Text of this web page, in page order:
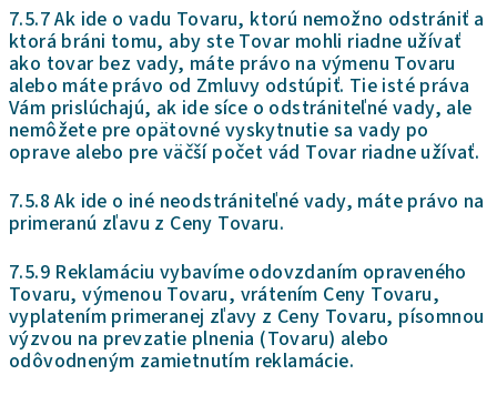
7.5.7 Ak ide o vadu Tovaru, ktorú nemožno odstrániť a
ktorá bráni tomu, aby ste Tovar mohli riadne užívať
ako tovar bez vady, máte právo na výmenu Tovaru
alebo máte právo od Zmluvy odstúpiť. Tie isté práva
Vám prislúchajú, ak ide síce o odstrániteľné vady, ale
nemôžete pre opätovné vyskytnutie sa vady po
oprave alebo pre väčší počet vád Tovar riadne užívať.
7.5.8 Ak ide o iné neodstrániteľné vady, máte právo na
primeranú zľavu z Ceny Tovaru.
7.5.9 Reklamáciu vybavíme odovzdaním opraveného
Tovaru, výmenou Tovaru, vrátením Ceny Tovaru,
vyplatením primeranej zľavy z Ceny Tovaru, písomnou
výzvou na prevzatie plnenia (Tovaru) alebo
odôvodneným zamietnutím reklamácie.